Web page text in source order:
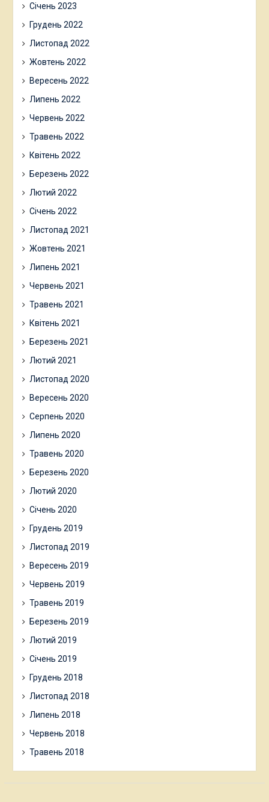
Січень 2023
Грудень 2022
Листопад 2022
Жовтень 2022
Вересень 2022
Липень 2022
Червень 2022
Травень 2022
Квітень 2022
Березень 2022
Лютий 2022
Січень 2022
Листопад 2021
Жовтень 2021
Липень 2021
Червень 2021
Травень 2021
Квітень 2021
Березень 2021
Лютий 2021
Листопад 2020
Вересень 2020
Серпень 2020
Липень 2020
Травень 2020
Березень 2020
Лютий 2020
Січень 2020
Грудень 2019
Листопад 2019
Вересень 2019
Червень 2019
Травень 2019
Березень 2019
Лютий 2019
Січень 2019
Грудень 2018
Листопад 2018
Липень 2018
Червень 2018
Травень 2018